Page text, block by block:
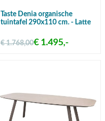
Taste Denia organische
tuintafel 290x110 cm. - Latte
€ 1.768,00€ 1.495,-